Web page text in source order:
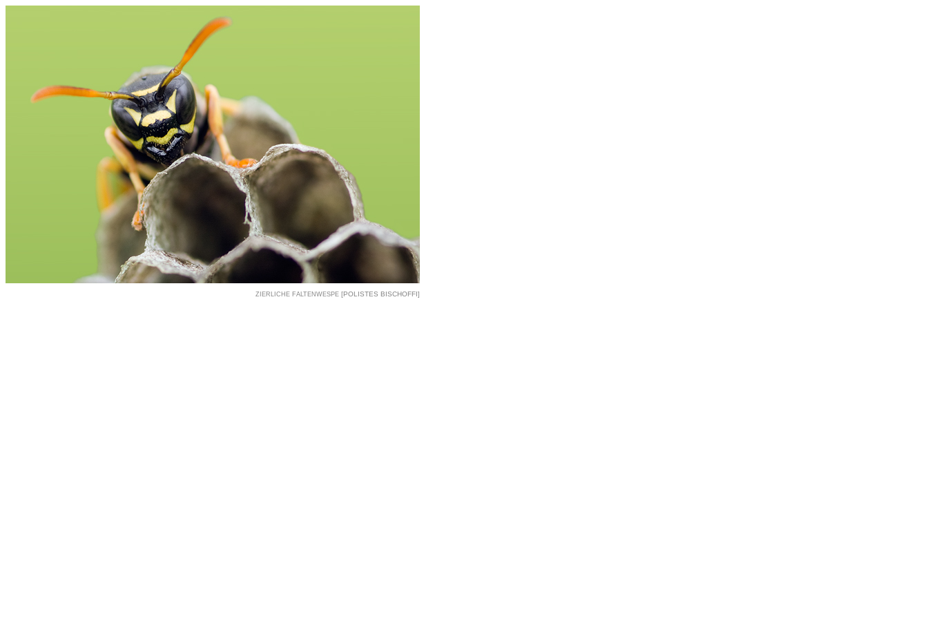
ZIERLICHE FALTENWESPE [POLISTES BISCHOFFI]